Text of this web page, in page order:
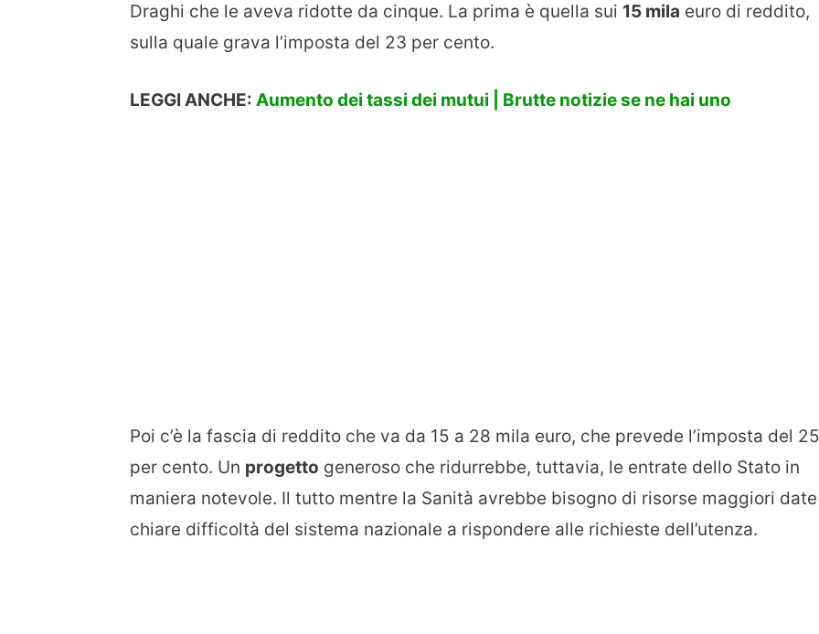
Draghi che le aveva ridotte da cinque. La prima è quella sui 15 mila euro di reddito,
sulla quale grava l’imposta del 23 per cento.
LEGGI ANCHE: Aumento dei tassi dei mutui | Brutte notizie se ne hai uno
Poi c’è la fascia di reddito che va da 15 a 28 mila euro, che prevede l’imposta del 25
per cento. Un progetto generoso che ridurrebbe, tuttavia, le entrate dello Stato in
maniera notevole. Il tutto mentre la Sanità avrebbe bisogno di risorse maggiori
chiare difficoltà del sistema nazionale a rispondere alle richieste dell’utenza.